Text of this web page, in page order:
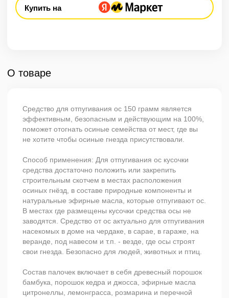
Купить на
О товаре
Средство для отпугивания ос 150 грамм является
эффективным, безопасным и действующим на 100%,
поможет отогнать осиные семейства от мест, где вы
не хотите чтобы осиные гнезда присутствовали.
Способ применения: Для отпугивания ос кусочки
средства достаточно положить или закрепить
строительным скотчем в местах расположения
осиных гнёзд, в составе природные компоненты и
натуральные эфирные масла, которые отпугивают ос.
В местах где размещены кусочки средства осы не
заводятся. Средство от ос актуально для отпугивания
насекомых в доме на чердаке, в сарае, в гараже, на
веранде, под навесом и т.п. - везде, где осы строят
свои гнезда. Безопасно для людей, животных и птиц.
Состав палочек включает в себя древесный порошок
бамбука, порошок кедра и джосса, эфирные масла
цитронеллы, лемонграсса, розмарина и перечной